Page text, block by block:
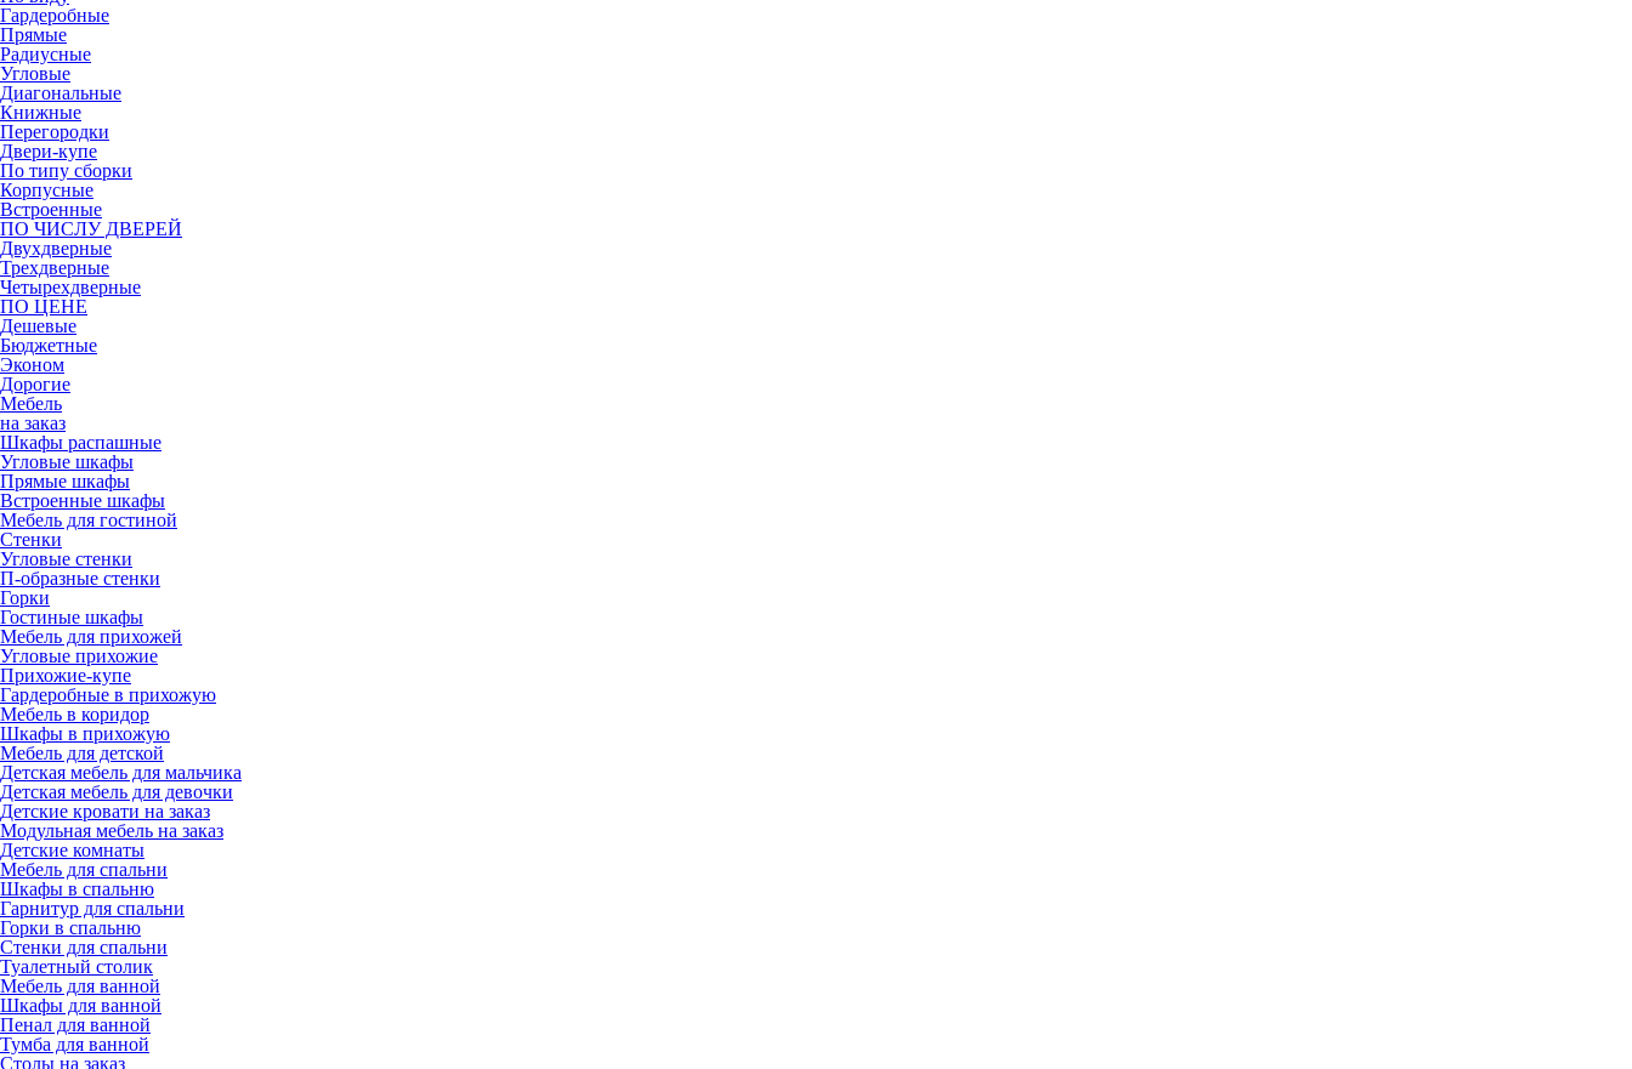
Гардеробные
Прямые
Радиусные
Угловые
Диагональные
Книжные
Перегородки
Двери-купе
По типу сборки
Корпусные
Встроенные
ПО ЧИСЛУ ДВЕРЕЙ
Двухдверные
Трехдверные
Четырехдверные
ПО ЦЕНЕ
Дешевые
Бюджетные
Эконом
Дорогие
Мебель
на заказ
Шкафы распашные
Угловые шкафы
Прямые шкафы
Встроенные шкафы
Мебель для гостиной
Стенки
Угловые стенки
П-образные стенки
Горки
Гостиные шкафы
Мебель для прихожей
Угловые прихожие
Прихожие-купе
Гардеробные в прихожую
Мебель в коридор
Шкафы в прихожую
Мебель для детской
Детская мебель для мальчика
Детская мебель для девочки
Детские кровати на заказ
Модульная мебель на заказ
Детские комнаты
Мебель для спальни
Шкафы в спальню
Гарнитур для спальни
Горки в спальню
Стенки для спальни
Туалетный столик
Мебель для ванной
Шкафы для ванной
Пенал для ванной
Тумба для ванной
Столы на заказ